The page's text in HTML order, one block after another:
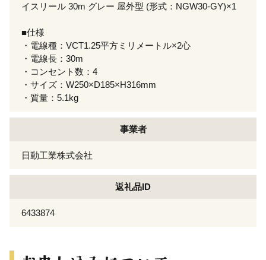
イスリール 30m グレー 屋外型 (形式：NGW30-GY)×1
■仕様
・電線種：VCT1.25平方ミリメートル×2心
・電線長：30m
・コンセント数：4
・サイズ：W250×D185×H316mm
・質量：5.1kg
事業者
日動工業株式会社
返礼品ID
6433874